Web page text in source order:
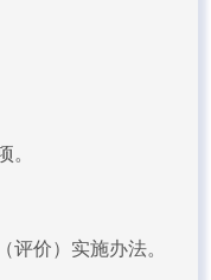
价）实施办法。